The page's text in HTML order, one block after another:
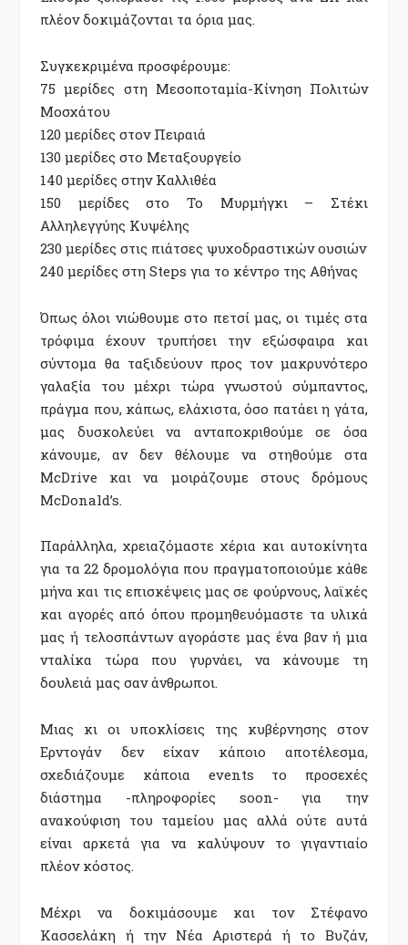
πλέον δοκιμάζονται τα όρια μας.
Συγκεκριμένα προσφέρουμε:
75 μερίδες στη Μεσοποταμία-Κίνηση Πολιτών
Μοσχάτου
120 μερίδες στον Πειραιά
130 μερίδες στο Μεταξουργείο
140 μερίδες στην Καλλιθέα
150 μερίδες στο Το Μυρμήγκι – Στέκι
Αλληλεγγύης Κυψέλης
230 μερίδες στις πιάτσες ψυχοδραστικών ουσιών
240 μερίδες στη Steps για το κέντρο της Αθήνας
Όπως όλοι νιώθουμε στο πετσί μας, οι τιμές στα
τρόφιμα έχουν τρυπήσει την εξώσφαιρα και
σύντομα θα ταξιδεύουν προς τον μακρυνότερο
γαλαξία του μέχρι τώρα γνωστού σύμπαντος,
πράγμα που, κάπως, ελάχιστα, όσο πατάει η γάτα,
μας δυσκολεύει να ανταποκριθούμε σε όσα
κάνουμε, αν δεν θέλουμε να στηθούμε στα
McDrive και να μοιράζουμε στους δρόμους
McDonald’s.
Παράλληλα, χρειαζόμαστε χέρια και αυτοκίνητα
για τα 22 δρομολόγια που πραγματοποιούμε κάθε
μήνα και τις επισκέψεις μας σε φούρνους, λαϊκές
και αγορές από όπου προμηθευόμαστε τα υλικά
μας ή τελοσπάντων αγοράστε μας ένα βαν ή μια
νταλίκα τώρα που γυρνάει, να κάνουμε τη
δουλειά μας σαν άνθρωποι.
Μιας κι οι υποκλίσεις της κυβέρνησης στον
Ερντογάν δεν είχαν κάποιο αποτέλεσμα,
σχεδιάζουμε κάποια events το προσεχές
διάστημα -πληροφορίες soon- για την
ανακούφιση του ταμείου μας αλλά ούτε αυτά
είναι αρκετά για να καλύψουν το γιγαντιαίο
πλέον κόστος.
Μέχρι να δοκιμάσουμε και τον Στέφανο
Κασσελάκη ή την Νέα Αριστερά ή το Βυζάν,